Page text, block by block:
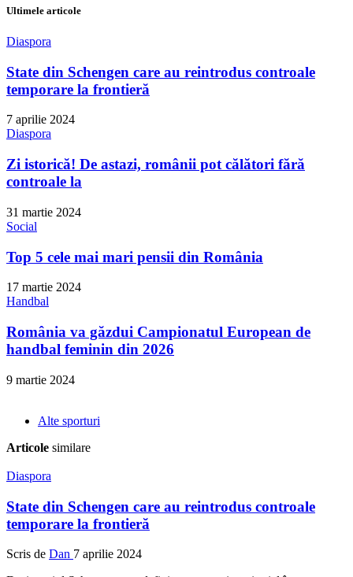
Ultimele articole
Diaspora
State din Schengen care au reintrodus controale
temporare la frontieră
7 aprilie 2024
Diaspora
Zi istorică! De astazi, românii pot călători fără
controale la
31 martie 2024
Social
Top 5 cele mai mari pensii din România
17 martie 2024
Handbal
România va găzdui Campionatul European de
handbal feminin din 2026
9 martie 2024
Alte sporturi
Articole similare
Diaspora
State din Schengen care au reintrodus controale
temporare la frontieră
Scris de Dan 7 aprilie 2024